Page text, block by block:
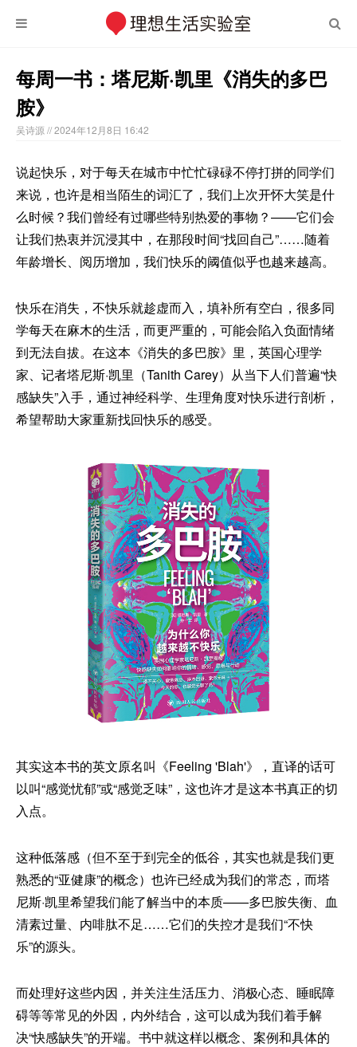
每周一书：塔尼斯·凯里《消失的多巴
胺》
吴诗源 // 2024年12月8日 16:42
说起快乐，对于每天在城市中忙忙碌碌不停打拼的同学们
来说，也许是相当陌生的词汇了，我们上次开怀大笑是什
么时候？我们曾经有过哪些特别热爱的事物？——它们会
让我们热衷并沉浸其中，在那段时间“找回自己”……随着
年龄增长、阅历增加，我们快乐的阈值似乎也越来越高。
快乐在消失，不快乐就趁虚而入，填补所有空白，很多同
学每天在麻木的生活，而更严重的，可能会陷入负面情绪
到无法自拔。在这本《消失的多巴胺》里，英国心理学
家、记者塔尼斯·凯里（Tanith Carey）从当下人们普遍“快
感缺失”入手，通过神经科学、生理角度对快乐进行剖析，
希望帮助大家重新找回快乐的感受。
其实这本书的英文原名叫《Feeling 'Blah'》，直译的话可
以叫“感觉忧郁”或“感觉乏味”，这也许才是这本书真正的切
入点。
这种低落感（但不至于到完全的低谷，其实也就是我们更
熟悉的“亚健康”的概念）也许已经成为我们的常态，而塔
尼斯·凯里希望我们能了解当中的本质——多巴胺失衡、血
清素过量、内啡肽不足……它们的失控才是我们“不快
乐”的源头。
而处理好这些内因，并关注生活压力、消极心态、睡眠障
碍等等常见的外因，内外结合，这可以成为我们着手解
决“快感缺失”的开端。书中就这样以概念、案例和具体的